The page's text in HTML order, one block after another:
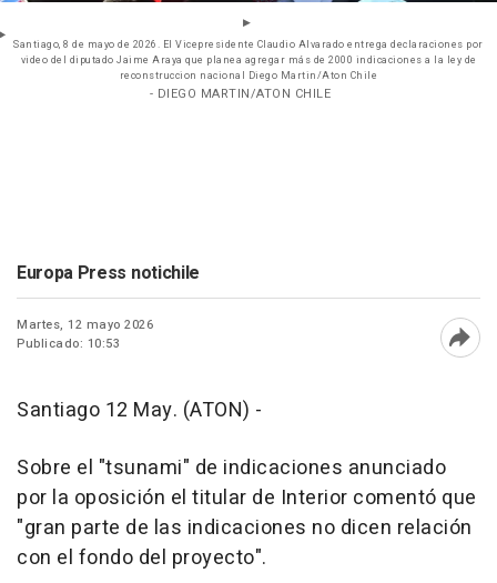
Santiago, 8 de mayo de 2026. El Vicepresidente Claudio Alvarado entrega declaraciones por
video del diputado Jaime Araya que planea agregar más de 2000 indicaciones a la ley de
reconstruccion nacional Diego Martin/Aton Chile
- DIEGO MARTIN/ATON CHILE
Europa Press notichile
Martes, 12 mayo 2026
Publicado: 10:53
Santiago 12 May. (ATON) -
Sobre el "tsunami" de indicaciones anunciado
por la oposición el titular de Interior comentó que
"gran parte de las indicaciones no dicen relación
con el fondo del proyecto".